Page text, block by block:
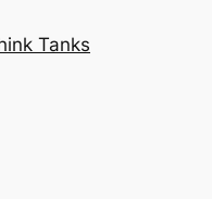
Tanks